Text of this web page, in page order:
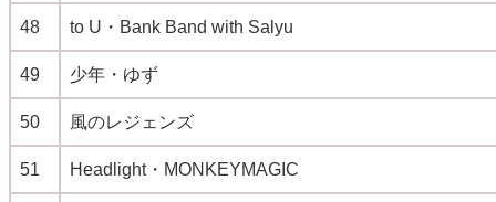
48 to U・Bank Band with Salyu
49 少年・ゆず
50 風のレジェンズ
51 Headlight・MONKEYMAGIC